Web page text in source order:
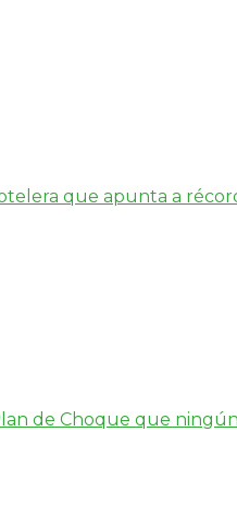
que apunta a
de Choque que